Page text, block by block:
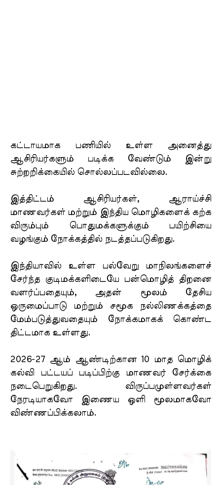
கட்டாயமாக பணியில் உள்ள அனைத்து
ஆசிரியர்களும் படிக்க வேண்டும் இன்று
சுற்றறிக்கையில் சொல்லப்படவில்லை.
இத்திட்டம் ஆசிரியர்கள், ஆராய்ச்சி
மாணவர்கள் மற்றும் இந்திய மொழிகளைக் கற்க
விரும்பும் பொதுமக்களுக்கும் பயிற்சியை
வழங்கும் நோக்கத்தில் நடத்தப்படுகிறது.
இந்தியாவில் உள்ள பல்வேறு மாநிலங்களைச்
சேர்ந்த குடிமக்களிடையே பன்மொழித் திறனை
வளர்ப்பதையும், அதன் மூலம் தேசிய
ஒருமைப்பாடு மற்றும் சமூக நல்லிணக்கத்தை
மேம்படுத்துவதையும் நோக்கமாகக் கொண்ட
திட்டமாக உள்ளது.
2026-27 ஆம் ஆண்டிற்கான 10 மாத மொழிக்
கல்வி பட்டயப் படிப்பிற்கு மாணவர் சேர்க்கை
நடைபெறுகிறது. விருப்பமுள்ளவர்கள்
நேரடியாகவோ இணைய ஒளி மூலமாகவோ
விண்ணப்பிக்கலாம்.